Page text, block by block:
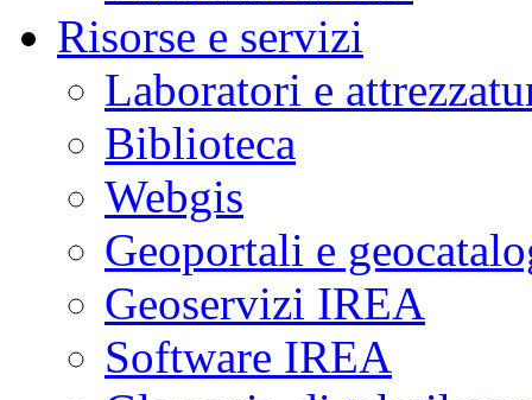
Risorse e servizi
Laboratori e
Biblioteca
Webgis
Geoportali e
Geoservizi IREA
Software IREA